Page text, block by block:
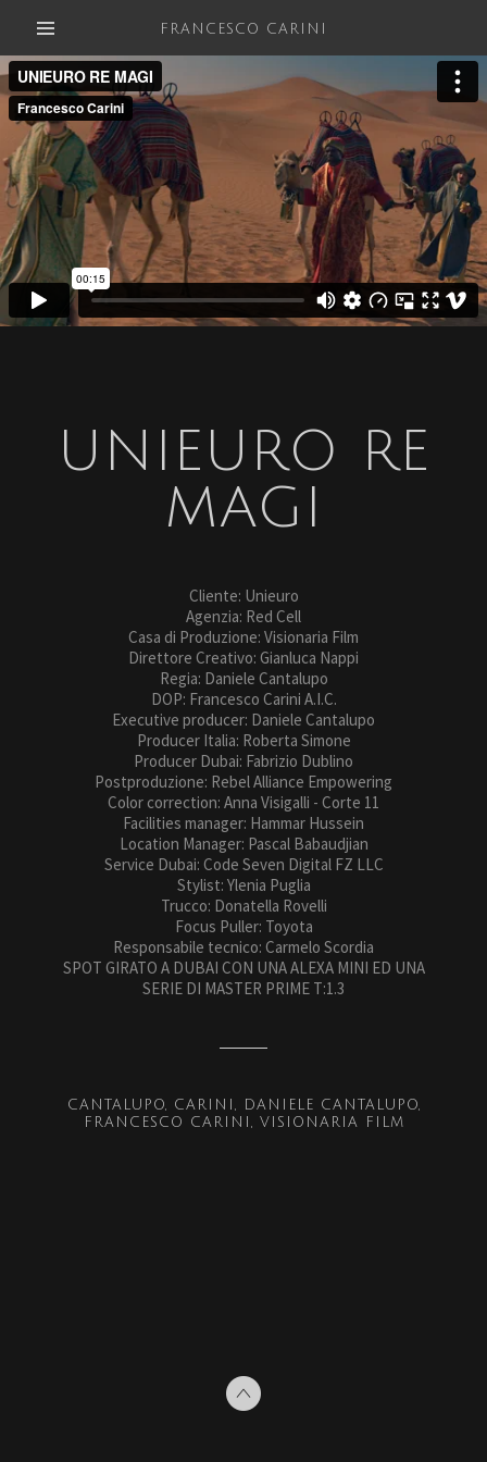
FRANCESCO CARINI
UNIEURO RE
MAGI
Cliente: Unieuro
Agenzia: Red Cell
Casa di Produzione: Visionaria Film
Direttore Creativo: Gianluca Nappi
Regia: Daniele Cantalupo
DOP: Francesco Carini A.I.C.
Executive producer: Daniele Cantalupo
Producer Italia: Roberta Simone
Producer Dubai: Fabrizio Dublino
Postproduzione: Rebel Alliance Empowering
Color correction: Anna Visigalli - Corte 11
Facilities manager: Hammar Hussein
Location Manager: Pascal Babaudjian
Service Dubai: Code Seven Digital FZ LLC
Stylist: Ylenia Puglia
Trucco: Donatella Rovelli
Focus Puller: Toyota
Responsabile tecnico: Carmelo Scordia
SPOT GIRATO A DUBAI CON UNA ALEXA MINI ED UNA
SERIE DI MASTER PRIME T:1.3
CANTALUPO CARINI
DANIELE CANTALUPO
FRANCESCO CARINI
VISIONARIA FILM